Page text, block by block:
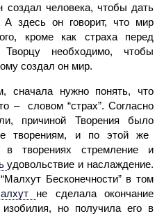
создал человека, чтобы дать
здесь он говорит, что мир
кроме как страха перед
необходимо, чтобы
создал он мир.
сначала нужно понять, что
– словом “страх”. Согласно
причиной Творения было
творениям, и по этой же
в творениях стремление и
удовольствие и наслаждение.
Бесконечности” в том
не сделала окончание
но получила его в